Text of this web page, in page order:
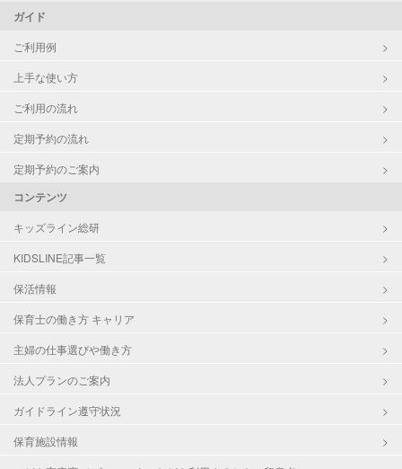
ガイド
ご利用例
上手な使い方
ご利用の流れ
定期予約の流れ
定期予約のご案内
コンテンツ
キッズライン総研
KIDSLINE記事一覧
保活情報
保育士の働き方 キャリア
主婦の仕事選びや働き方
法人プランのご案内
ガイドライン遵守状況
保育施設情報